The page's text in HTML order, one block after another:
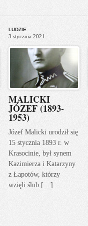
LUDZIE
3 stycznia 2021
MALICKI
JÓZEF (1893-
1953)
Józef Malicki urodził się
15 stycznia 1893 r. w
Krasocinie, był synem
Kazimierza i Katarzyny
z Łapotów, którzy
wzięli ślub […]